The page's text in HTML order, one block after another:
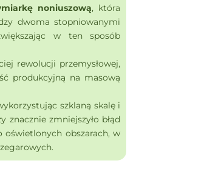
noniuszową, która
dwoma stopniowanymi
w ten sposób
rewolucji przemysłowej,
produkcyjną na masową
szklaną skalę i
zmniejszyło błąd
obszarach, w